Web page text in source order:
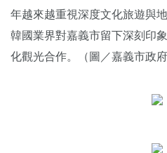
年越來越重視深度文化旅遊與
韓國業界對嘉義市留下深刻印
化觀光合作。（圖／嘉義市政府